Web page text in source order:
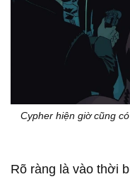
Cypher hiện giờ cũng
Rõ ràng là vào thời